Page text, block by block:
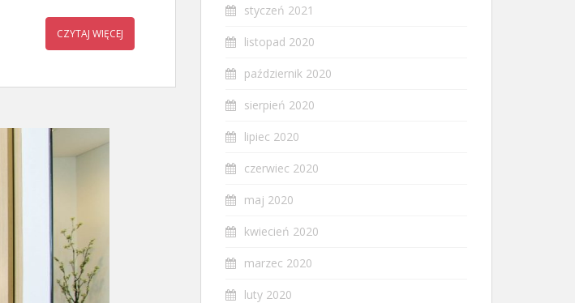
CZYTAJ WIĘCEJ
styczeń 2021
listopad 2020
październik 2020
sierpień 2020
lipiec 2020
czerwiec 2020
maj 2020
kwiecień 2020
marzec 2020
luty 2020